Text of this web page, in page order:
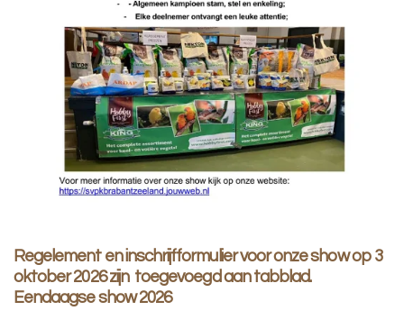
Regelement en inschrijfformulier voor onze show op 3
oktober 2026 zijn toegevoegd aan tabblad.
Eendaagse show 2026